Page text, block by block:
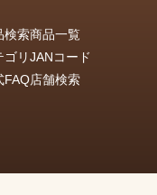
検索商品一覧
ゴリJANコード
FAQ店舗検索